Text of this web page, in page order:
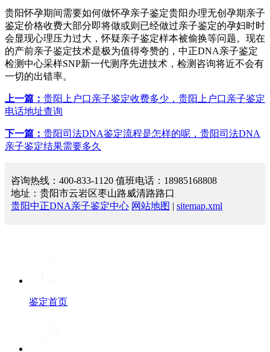
贵阳怀孕期间需要如何做怀孕亲子鉴定贵阳办理无创孕期亲子
鉴定价格收费大部分即将做或则已经做过亲子鉴定的孕妇时时
会显现心理压力过大，怀疑亲子鉴定样本被偷换等问题。现在
的产前亲子鉴定技术是极为值得夸赞的，中正DNA亲子鉴定
检测中心采样SNP新一代测序先进技术，检测咨询将近不会有
一切的出错率。
上一篇： 贵阳上户口亲子鉴定收费多少，贵阳上户口亲子鉴定
电话地址查询
下一篇： 贵阳司法DNA鉴定流程是怎样的呢，贵阳司法DNA
亲子鉴定结果需要多久
咨询热线：400-833-1120 值班电话：18985168808
地址：贵阳市云岩区枣山路威清路路口
贵阳中正DNA亲子鉴定中心 网站地图 | sitemap.xml
鉴定首页